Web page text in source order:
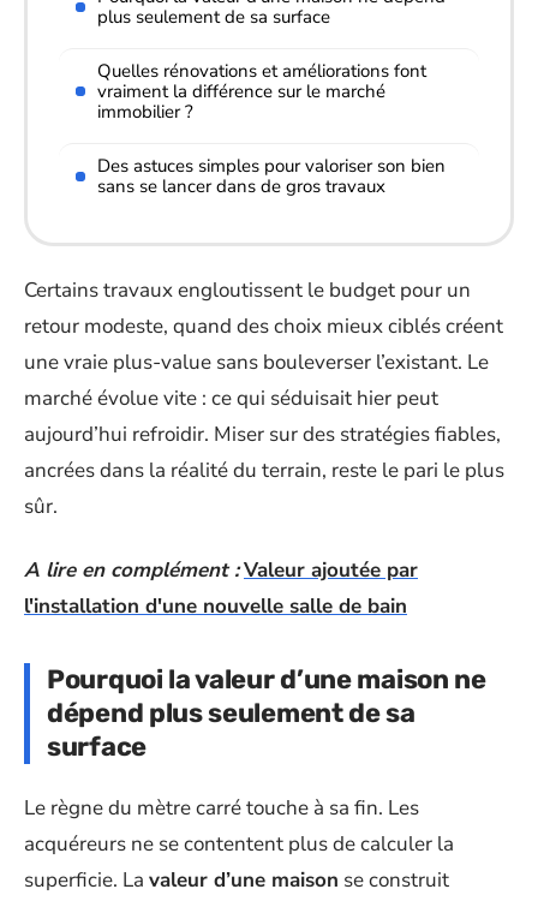
plus seulement de sa surface
Quelles rénovations et améliorations font
vraiment la différence sur le marché
immobilier ?
Des astuces simples pour valoriser son bien
sans se lancer dans de gros travaux
Certains travaux engloutissent le budget pour un
retour modeste, quand des choix mieux ciblés créent
une vraie plus-value sans bouleverser l’existant. Le
marché évolue vite : ce qui séduisait hier peut
aujourd’hui refroidir. Miser sur des stratégies fiables,
ancrées dans la réalité du terrain, reste le pari le plus
sûr.
A lire en complément :Valeur ajoutée par
l'installation d'une nouvelle salle de bain
Pourquoi la valeur d’une maison ne
dépend plus seulement de sa
surface
Le règne du mètre carré touche à sa fin. Les
acquéreurs ne se contentent plus de calculer la
superficie. La valeur d’une maison se construit